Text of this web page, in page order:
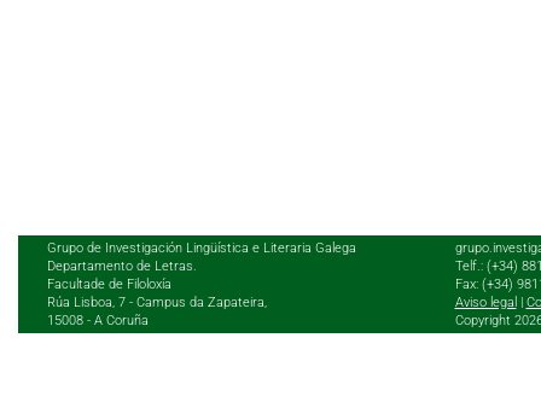
Grupo de Investigación Lingüística e Literaria Galega
Departamento de Letras.
Facultade de Filoloxía
Rúa Lisboa, 7 - Campus da Zapateira,
15008 - A Coruña
Telf.: (+34)
Fax: (+34)
Aviso legal
Copyright